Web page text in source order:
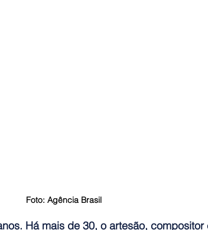
Foto: Agência Brasil
Há mais de 30, o artesão,